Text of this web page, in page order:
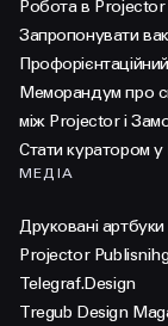
Робота в Projector
Запропонувати
Меморандум про
між Projector і
Стати куратором
МЕДІА
Друковані
Projector
Telegraf.Design
Tregub Design